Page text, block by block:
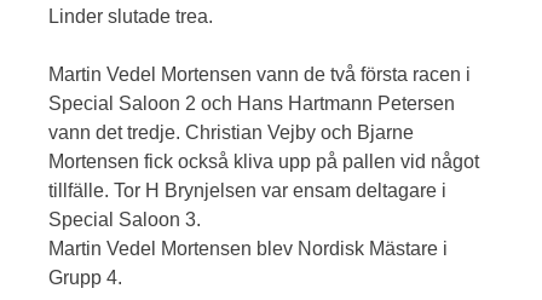
Linder slutade trea.
Martin Vedel Mortensen vann de två första racen i
Special Saloon 2 och Hans Hartmann Petersen
vann det tredje. Christian Vejby och Bjarne
Mortensen fick också kliva upp på pallen vid något
tillfälle. Tor H Brynjelsen var ensam deltagare i
Special Saloon 3.
Martin Vedel Mortensen blev Nordisk Mästare i
Grupp 4.